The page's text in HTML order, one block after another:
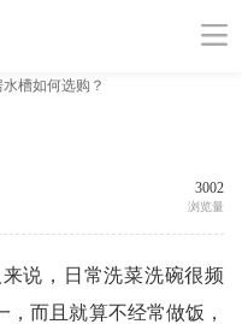
槽如何选购？
3002
浏览量
说，日常洗菜洗碗很频
而且就算不经常做饭，